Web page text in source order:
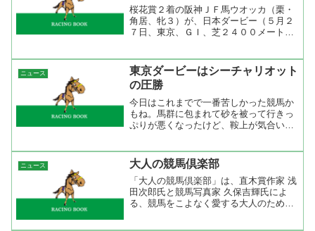
桜花賞２着の阪神ＪＦ馬ウオッカ（栗・
角居、牝３）が、日本ダービー（５月２
７日、東京、ＧＩ、芝２４００メート
SANSPO.COM ウオッカは強いと思う
けどそれは牝馬同士で...
ニュース
東京ダービーはシーチャリオット
の圧勝
今日はこれまでで一番苦しかった競馬か
もね。馬群に包まれて砂を被って行きっ
ぷりが悪くなったけど、鞍上が気合いを
競馬の方が危なげは無いけど、馬群で揉
まれてもあれだけの脚が使...
ニュース 大人の競馬倶楽部
「大人の競馬倶楽部」は、直木賞作家 浅
田次郎氏と競馬写真家 久保吉輝氏によ
る、競馬をこよなく愛する大人のための